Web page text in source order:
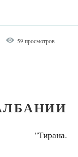
59 просмотров